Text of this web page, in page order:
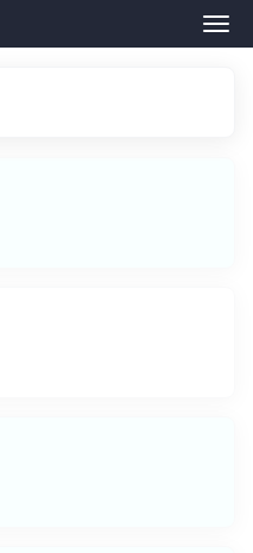
远